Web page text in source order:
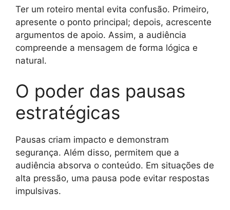
Ter um roteiro mental evita confusão. Primeiro,
apresente o ponto principal; depois, acrescente
argumentos de apoio. Assim, a audiência
compreende a mensagem de forma lógica e
natural.
O poder das pausas
estratégicas
Pausas criam impacto e demonstram
segurança. Além disso, permitem que a
audiência absorva o conteúdo. Em situações de
alta pressão, uma pausa pode evitar respostas
impulsivas.